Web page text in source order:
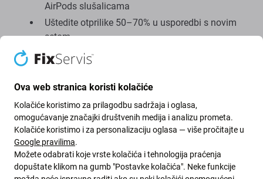
AirPods slušalicama
Uštedite otprilike 50–70% u usporedbi s novim
setom
12-mjesečno jamstvo na svaku klasu
Ova web stranica koristi kolačiće
Kolačiće koristimo za prilagodbu sadržaja i oglasa,
omogućavanje značajki društvenih medija i analizu prometa.
Kolačiće koristimo i za personalizaciju oglasa — više pročitajte u
Google pravilima.
Možete odabrati koje vrste kolačića i tehnologija praćenja
dopuštate klikom na gumb "Postavke kolačića". Neke funkcije